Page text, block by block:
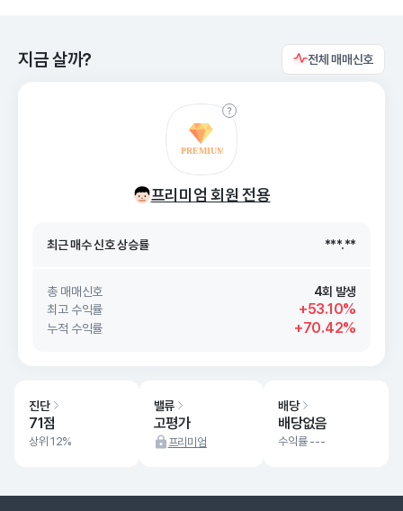
지금 살까? 전체 매매신호
프리미엄 회원 전용
26. 08/09
최근 매수 신호 상승률 ***.**
최근 매수 신호 ***.**
총 매매신호
4회 발생
최고 수익률
+53.10%
누적 수익률 +70.42%
진단
71점
상위 12%
밸류
고평가
프리미엄
배당
배당없음
수익률 ---